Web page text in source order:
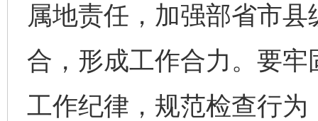
属地责任，加强部省市
合，形成工作合力。要
工作纪律，规范检查行为